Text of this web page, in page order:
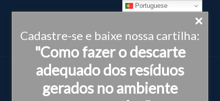
Cadastre-se e baixe nossa cartilha:
"Como fazer o descarte
adequado dos resíduos
gerados no ambiente
Portuguese